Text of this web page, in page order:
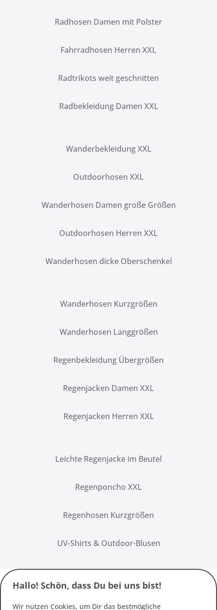
Radhosen Damen mit Polster
Fahrradhosen Herren XXL
Radtrikots weit geschnitten
Radbekleidung Damen XXL
Wanderbekleidung XXL
Outdoorhosen XXL
Wanderhosen Damen große Größen
Outdoorhosen Herren XXL
Wanderhosen dicke Oberschenkel
Wanderhosen Kurzgrößen
Wanderhosen Langgrößen
Regenbekleidung Übergrößen
Regenjacken Damen XXL
Regenjacken Herren XXL
Leichte Regenjacke im Beutel
Regenponcho XXL
Regenhosen Kurzgrößen
UV-Shirts & Outdoor-Blusen
Hallo! Schön, dass Du bei uns bist!
Wir nutzen Cookies, um Dir das bestmögliche